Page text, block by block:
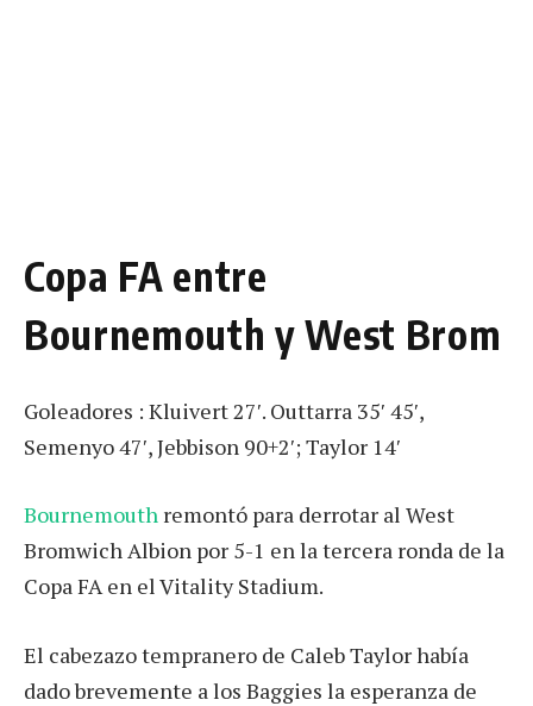
Copa FA entre
Bournemouth y West Brom
Goleadores : Kluivert 27′. Outtarra 35′ 45′,
Semenyo 47′, Jebbison 90+2′; Taylor 14′
Bournemouth remontó para derrotar al West
Bromwich Albion por 5-1 en la tercera ronda de la
Copa FA en el Vitality Stadium.
El cabezazo tempranero de Caleb Taylor había
dado brevemente a los Baggies la esperanza de